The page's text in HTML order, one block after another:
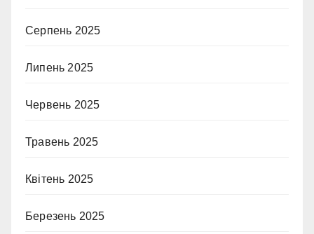
Серпень 2025
Липень 2025
Червень 2025
Травень 2025
Квітень 2025
Березень 2025